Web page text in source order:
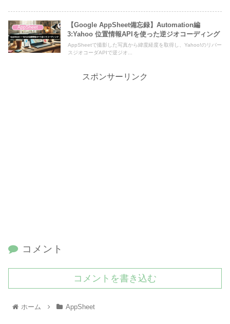
AppSheet
【Google AppSheet備忘録】Automation編
3:Yahoo 位置情報APIを使った逆ジオコーディング
AppSheetで撮影した写真から緯度経度を取得し、Yahoo!のリバー
スジオコーダAPIで逆ジオ...
スポンサーリンク
コメント
コメントを書き込む
ホーム AppSheet